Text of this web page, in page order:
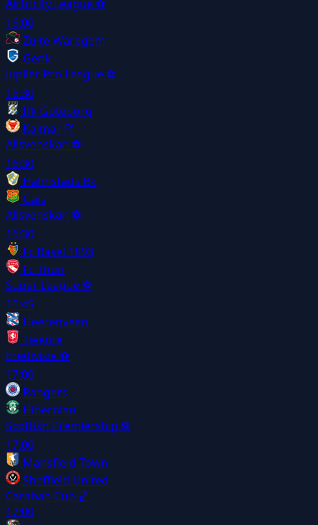
Airtricity League⚽
16:00
Zulte Waregem
Genk
Jupiler Pro League⚽
16:30
Ifk Goteborg
Kalmar Ff
Allsvenskan ⚽
16:30
Halmstads Bk
Gais
Allsvenskan ⚽
16:30
Fc Basel 1893
Fc Thun
Super League⚽
16:45
Heerenveen
Twente
Eredivisie⚽
17:00
Rangers
Hibernian
Scottish Premiership ⚽
17:00
Mansfield Town
Sheffield United
Carabao Cup 🏀
17:00